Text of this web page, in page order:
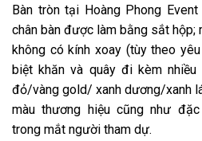
Bàn tròn tại Hoàng Phong
chân bàn được làm bằng sắt hộp;
không có kính xoay (tùy theo
biệt khăn và quây đi kèm
đỏ/vàng gold/ xanh dương/xanh
màu thương hiệu cũng như
trong mắt người tham dự.